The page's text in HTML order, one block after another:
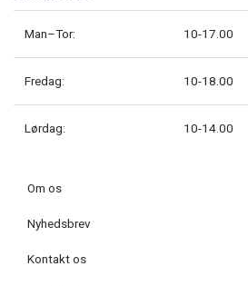
Man–Tor: 10-17.00
Fredag: 10-18.00
Lørdag: 10-14.00
Om os
Nyhedsbrev
Kontakt os